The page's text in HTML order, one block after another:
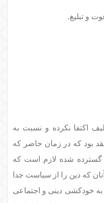
اکتفا نکرده و نسبت به
بود که در زمان حاضر که
گسترده شده لازم است که
که دین را از سیاست جدا
به خودکشی دینی و اجتماعی